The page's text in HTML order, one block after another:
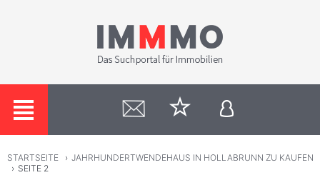
STARTSEITE › JAHRHUNDERTWENDEHAUS IN HOLLABRUNN ZU KAUFEN
› SEITE 2